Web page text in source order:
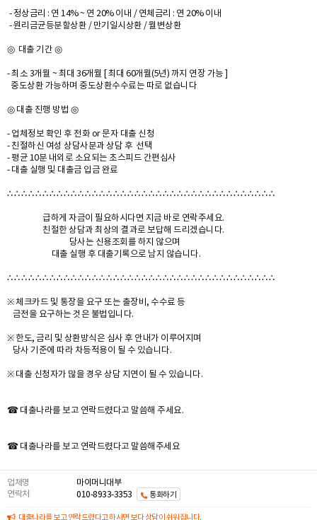
- 정상금리 : 연 14% ~ 연 20% 이내 / 연체금리 : 연 20% 이내
- 원리금균등분할상환 / 만기일시상환 / 월변상환
◎ 대출 기간 ◎
- 최소 3개월 ~ 최대 36개월 [ 최대 60개월(5년) 까지 연장 가능 ]
중도상환 가능하며 중도상환수수료는 따로 없습니다
◎ 대출 진행 방법 ◎
- 업체정보 확인 후 전화 or 문자 대출 신청
- 친절하신 여성 상담사분과 상담 후 선택
- 평균 10분 내외로 소요되는 초스피드 간편심사
- 대출 실행 및 대출금 입금 완료
∴ ∴ ∴ ∴ ∴ ∴ ∴ ∴ ∴ ∴ ∴ ∴ ∴ ∴ ∴ ∴ ∴ ∴ ∴ ∴ ∴ ∴ ∴ ∴ ∴ ∴ ∴ ∴ ∴ ∴ ∴ ∴ ∴ ∴ ∴ ∴ ∴ ∴
급하게 자금이 필요하시다면 지금 바로 연락주세요.
친절한 상담과 최상의 결과로 보답해 드리겠습니다.
당사는 신용조회를 하지 않으며
대출 실행 후 대출기록으로 남지 않습니다.
∴ ∴ ∴ ∴ ∴ ∴ ∴ ∴ ∴ ∴ ∴ ∴ ∴ ∴ ∴ ∴ ∴ ∴ ∴ ∴ ∴ ∴ ∴ ∴ ∴ ∴ ∴ ∴ ∴ ∴ ∴ ∴ ∴ ∴ ∴ ∴ ∴ ∴
※ 체크카드 및 통장을 요구 또는 출장비, 수수료 등
금전을 요구하는 것은 불법입니다.
※ 한도, 금리 및 상환방식은 심사 후 안내가 이루어지며
당사 기준에 따라 차등적용이 될 수 있습니다.
※ 대출 신청자가 많을 경우 상담 지연이 될 수 있습니다.
☎ 대출나라를 보고 연락드렸다고 말씀해 주세요.
☎ 대출나라를 보고 연락드렸다고 말씀해주세요
업체명
마이머니대부
연락처
010-8933-3353 통화하기
대출나라를 보고 연락드렸다고 하시면 보다 상담이 쉬워집니다.